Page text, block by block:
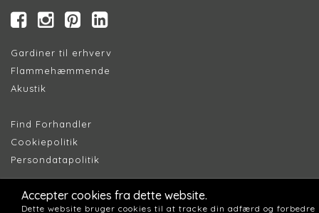
Gardiner til erhverv
Flammehæmmende
Akustik
Find Forhandler
Cookiepolitik
Persondatapolitik
Accepter cookies fra dette website.
Dette website bruger cookies til at tracke din adfærd og forbedre